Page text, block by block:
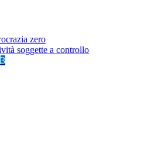
zero
soggette a controllo
3